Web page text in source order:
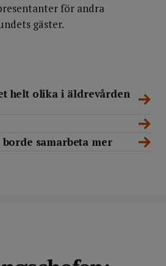
för andra
gäster.
helt olika i äldrevården
samarbeta mer